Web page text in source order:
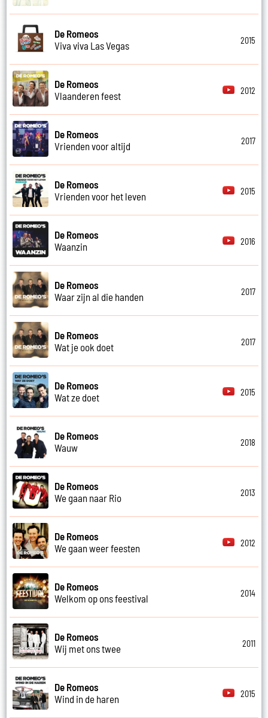
De Romeos
Viva viva Las Vegas
2015
De Romeos
Vlaanderen feest
2012
De Romeos
Vrienden voor altijd
2017
De Romeos
Vrienden voor het leven
2015
De Romeos
Waanzin
2016
De Romeos
Waar zijn al die handen
2017
De Romeos
Wat je ook doet
2017
De Romeos
Wat ze doet
2015
De Romeos
Wauw
2018
De Romeos
We gaan naar Rio
2013
De Romeos
We gaan weer feesten
2012
De Romeos
Welkom op ons feestival
2014
De Romeos
Wij met ons twee
2011
De Romeos
Wind in de haren
2015